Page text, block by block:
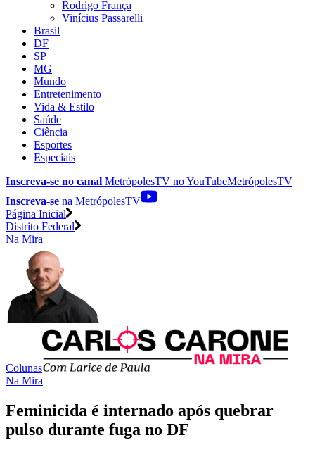
Rodrigo França
Vinícius Passarelli
Brasil
DF
SP
MG
Mundo
Entretenimento
Vida & Estilo
Saúde
Ciência
Esportes
Especiais
Inscreva-se no canal MetrópolesTV noYouTubeMetrópolesTV
Inscreva-se na MetrópolesTV
Página Inicial
Distrito Federal
Na Mira
Colunas
Na Mira
Feminicida é internado após quebrar
pulso durante fuga no DF